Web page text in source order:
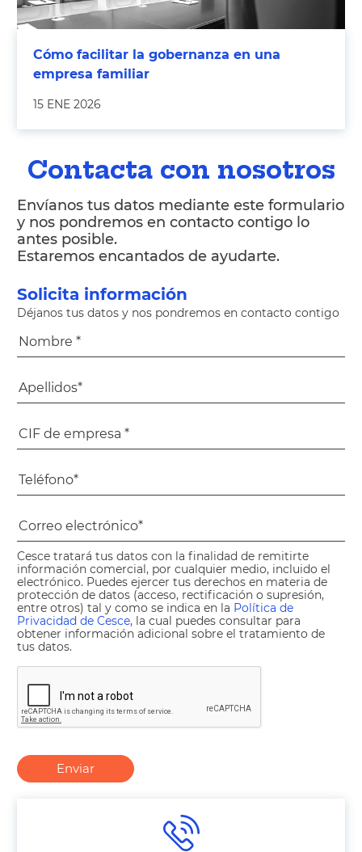
Cómo facilitar la gobernanza en una
empresa familiar
15 ENE 2026
Contacta con nosotros
Envíanos tus datos mediante este formulario
y nos pondremos en contacto contigo lo
antes posible.
Estaremos encantados de ayudarte.
Solicita información
Déjanos tus datos y nos pondremos en contacto contigo
Cesce tratará tus datos con la finalidad de remitirte
información comercial, por cualquier medio, incluido el
electrónico. Puedes ejercer tus derechos en materia de
protección de datos (acceso, rectificación o supresión,
entre otros) tal y como se indica en la Política de
Privacidad de Cesce, la cual puedes consultar para
obtener información adicional sobre el tratamiento de
tus datos.
Enviar